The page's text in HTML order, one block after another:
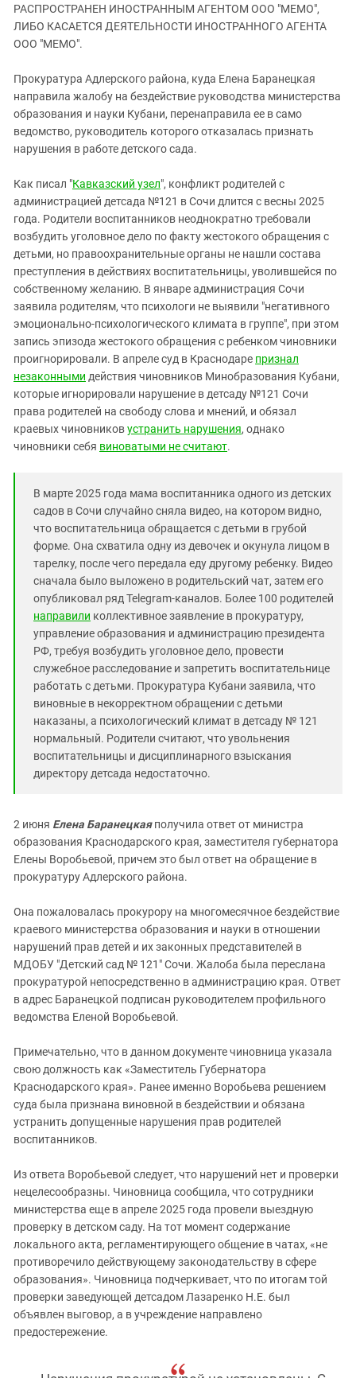
ЗАСТАВЛЯЕТ
КАВКАЗ ЗА ПАЛЕСТИНУ
МОБИЛИЗАЦИЯ И ПРОТЕСТЫ
Дагестан
Ингушетия
Калмыкия
Карачаево-Черкесия
Краснодарский край
Российская Федерация
Ростовская область
Северная Осетия - Алания
СКФО
Ставропольский край
Чечня
Южный Кавказ
ЮФО
РАСПРОСТРАНЕН ИНОСТРАННЫМ АГЕНТОМ ООО "МЕМО",
ЛИБО КАСАЕТСЯ ДЕЯТЕЛЬНОСТИ ИНОСТРАННОГО АГЕНТА
ООО "МЕМО".
Прокуратура Адлерского района, куда Елена Баранецкая
направила жалобу на бездействие руководства министерства
образования и науки Кубани, перенаправила ее в само
ведомство, руководитель которого отказалась признать
нарушения в работе детского сада.
Как писал "Кавказский узел", конфликт родителей с
администрацией детсада №121 в Сочи длится с весны 2025
года. Родители воспитанников неоднократно требовали
возбудить уголовное дело по факту жестокого обращения с
детьми, но правоохранительные органы не нашли состава
преступления в действиях воспитательницы, уволившейся по
собственному желанию. В январе администрация Сочи
заявила родителям, что психологи не выявили "негативного
эмоционально-психологического климата в группе", при этом
запись эпизода жестокого обращения с ребенком чиновники
проигнорировали. В апреле суд в Краснодаре признал
незаконными действия чиновников Минобразования Кубани,
которые игнорировали нарушение в детсаду №121 Сочи
права родителей на свободу слова и мнений, и обязал
краевых чиновниковустранить нарушения, однако
чиновники себя виноватыми не считают.
В марте 2025 года мама воспитанника одного из детских
садов в Сочи случайно сняла видео, на котором видно,
что воспитательница обращается с детьми в грубой
форме. Она схватила одну из девочек и окунула лицом в
тарелку, после чего передала еду другому ребенку. Видео
сначала было выложено в родительский чат, затем его
опубликовал ряд Telegram-каналов. Более 100 родителей
направили коллективное заявление в прокуратуру,
управление образования и администрацию президента
РФ, требуя возбудить уголовное дело, провести
служебное расследование и запретить воспитательнице
работать с детьми. Прокуратура Кубани заявила, что
виновные в некорректном обращении с детьми
наказаны, а психологический климат в детсаду № 121
нормальный. Родители считают, что увольнения
воспитательницы и дисциплинарного взыскания
директору детсада недостаточно.
2 июня Елена Баранецкаяполучила ответ от министра
образования Краснодарского края, заместителя губернатора
Елены Воробьевой, причем это был ответ на обращение в
прокуратуру Адлерского района.
Она пожаловалась прокурору на многомесячное бездействие
краевого министерства образования и науки в отношении
нарушений прав детей и их законных представителей в
МДОБУ "Детский сад № 121" Сочи. Жалоба была переслана
прокуратурой непосредственно в администрацию края. Ответ
в адрес Баранецкой подписан руководителем профильного
ведомства Еленой Воробьевой.
Примечательно, что в данном документе чиновница указала
свою должность как «Заместитель Губернатора
Краснодарского края». Ранее именно Воробьева решением
суда была признана виновной в бездействии и обязана
устранить допущенные нарушения прав родителей
воспитанников.
Из ответа Воробьевой следует, что нарушений нет и проверки
нецелесообразны. Чиновница сообщила, что сотрудники
министерства еще в апреле 2025 года провели выездную
проверку в детском саду. На тот момент содержание
локального акта, регламентирующего общение в чатах, «не
противоречило действующему законодательству в сфере
образования». Чиновница подчеркивает, что по итогам той
проверки заведующей детсадом Лазаренко Н.Е. был
объявлен выговор, а в учреждение направлено
предостережение.